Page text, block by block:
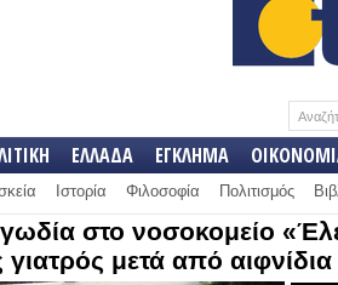
ΕΛΛΑΔΑ ΕΓΚΛΗΜΑ
Ιστορία Φιλοσοφία Πολιτισμός
στο νοσοκομείο
μετά από